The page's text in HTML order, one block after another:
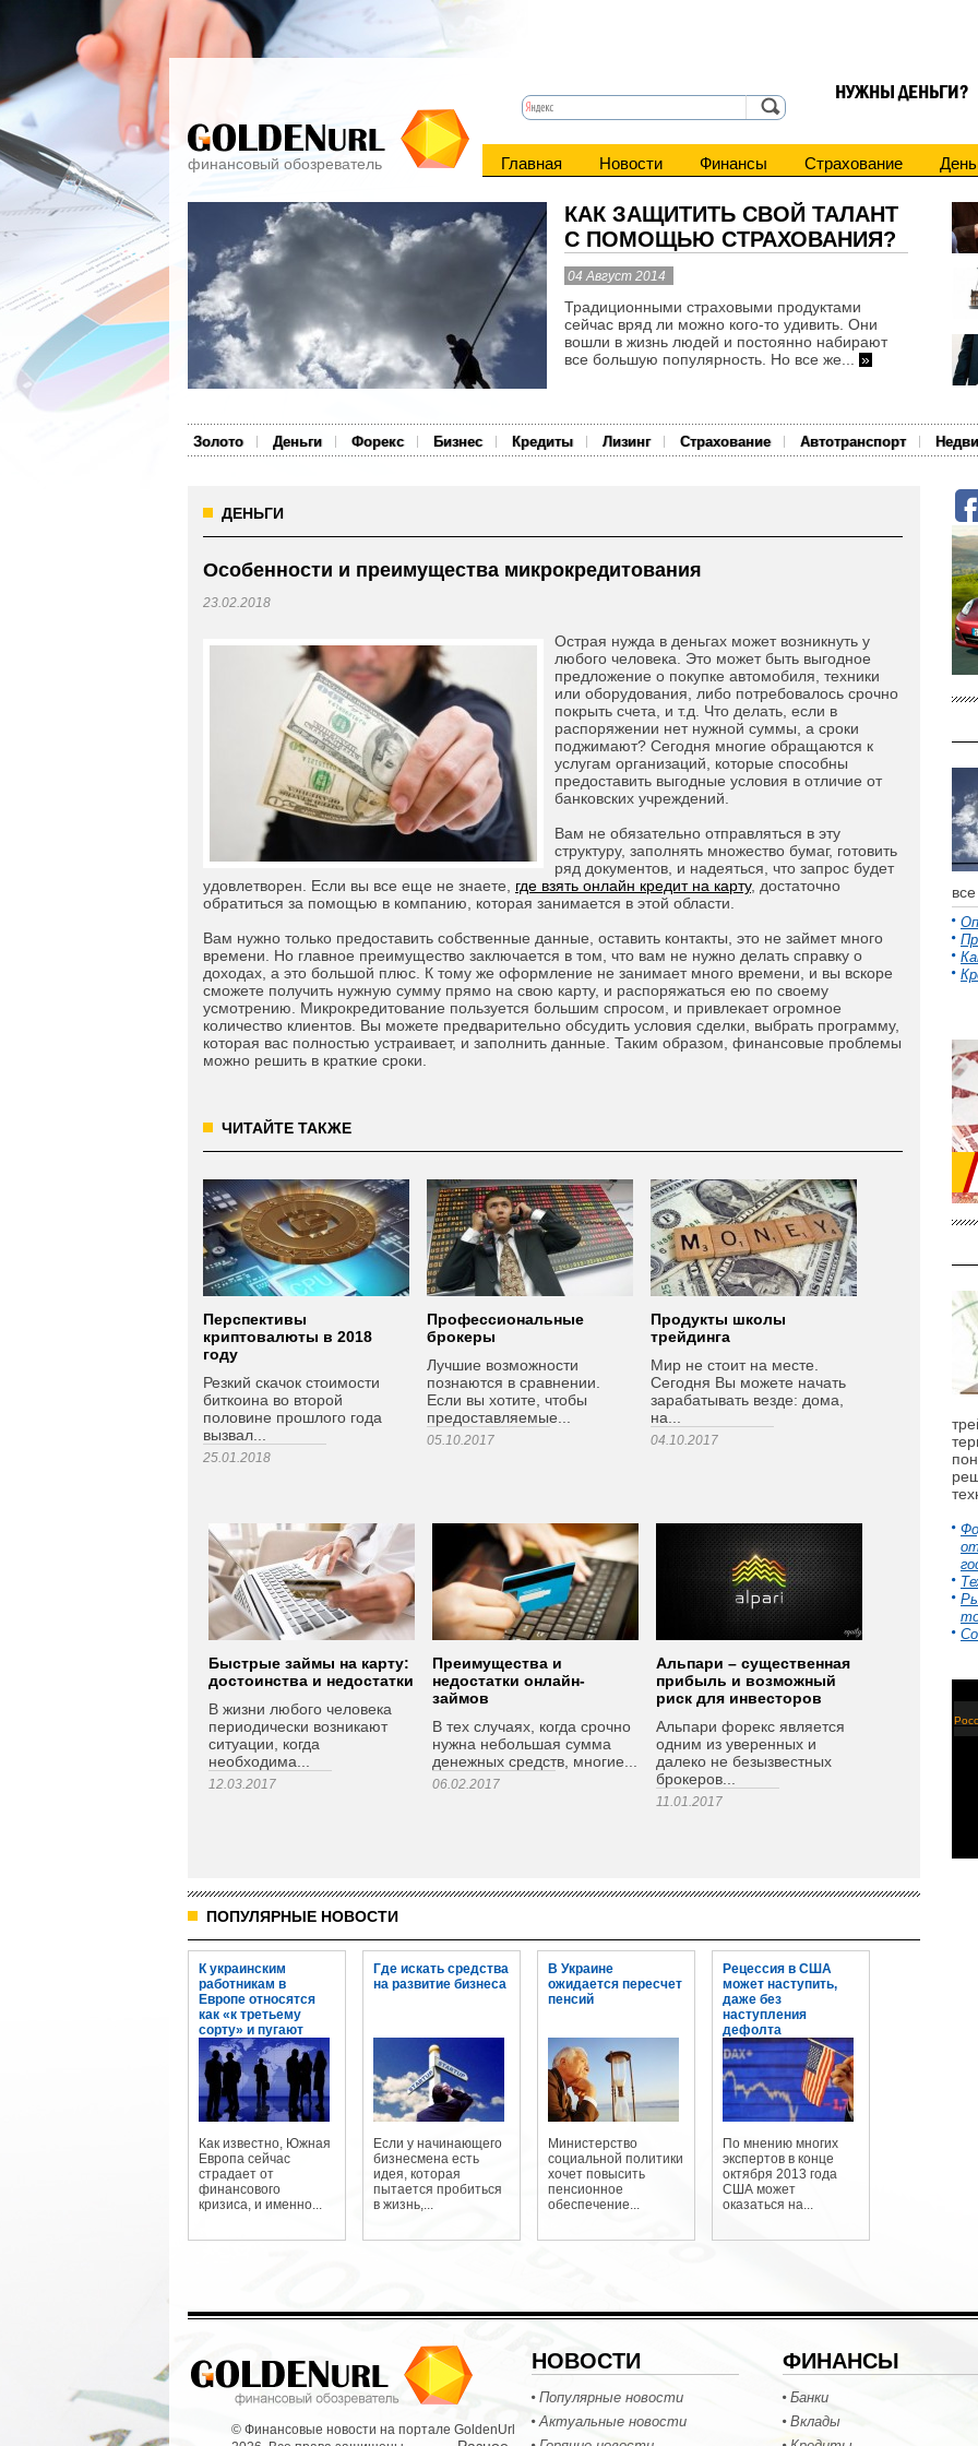
финансовый обозреватель
НУЖНЫ ДЕНЬГИ?
Главная Новости Финансы Страхование
КАК ЗАЩИТИТЬ СВОЙ ТАЛАНТ
С ПОМОЩЬЮ СТРАХОВАНИЯ?
04 Август 2014
Традиционными страховыми продуктами
сейчас вряд ли можно кого-то удивить. Они
вошли в жизнь людей и постоянно набирают
все большую популярность. Но все же...
»
Золото Деньги Форекс Бизнес Кредиты Лизинг Страхование Автотранспорт
ДЕНЬГИ
Особенности и преимущества микрокредитования
23.02.2018
Острая нужда в деньгах может возникнуть у
любого человека. Это может быть выгодное
предложение о покупке автомобиля, техники
или оборудования, либо потребовалось срочно
покрыть счета, и т.д. Что делать, если в
распоряжении нет нужной суммы, а сроки
поджимают? Сегодня многие обращаются к
услугам организаций, которые способны
предоставить выгодные условия в отличие от
банковских учреждений.
Вам не обязательно отправляться в эту
структуру, заполнять множество бумаг, готовить
ряд документов, и надеяться, что запрос будет
удовлетворен. Если вы все еще не знаете, где взять онлайн кредит на карту, достаточно
обратиться за помощью в компанию, которая занимается в этой области.
Вам нужно только предоставить собственные данные, оставить контакты, это не займет много
времени. Но главное преимущество заключается в том, что вам не нужно делать справку о
доходах, а это большой плюс. К тому же оформление не занимает много времени, и вы вскоре
сможете получить нужную сумму прямо на свою карту, и распоряжаться ею по своему
усмотрению. Микрокредитование пользуется большим спросом, и привлекает огромное
количество клиентов. Вы можете предварительно обсудить условия сделки, выбрать программу,
которая вас полностью устраивает, и заполнить данные. Таким образом, финансовые проблемы
можно решить в краткие сроки.
ЧИТАЙТЕ ТАКЖЕ
Перспективы
криптовалюты в 2018
году
Резкий скачок стоимости
биткоина во второй
половине прошлого года
вызвал...
25.01.2018
Профессиональные
брокеры
Лучшие возможности
познаются в сравнении.
Если вы хотите, чтобы
предоставляемые...
05.10.2017
Продукты школы
трейдинга
Мир не стоит на месте.
Сегодня Вы можете начать
зарабатывать везде: дома,
на...
04.10.2017
Быстрые займы на карту:
достоинства и недостатки
В жизни любого человека
периодически возникают
ситуации, когда
необходима...
12.03.2017
Преимущества и
недостатки онлайн-
займов
В тех случаях, когда срочно
нужна небольшая сумма
денежных средств, многие...
06.02.2017
Альпари – существенная
прибыль и возможный
риск для инвесторов
Альпари форекс является
одним из уверенных и
далеко не безызвестных
брокеров...
11.01.2017
ПОПУЛЯРНЫЕ НОВОСТИ
К украинским
работникам в
Европе относятся
как «к третьему
сорту» и пугают
огромными
штрафами
Как известно, Южная
Европа сейчас
страдает от
финансового
кризиса, и именно...
Где искать средства
на развитие бизнеса
Если у начинающего
бизнесмена есть
идея, которая
пытается пробиться
в жизнь,...
В Украине
ожидается пересчет
пенсий
Министерство
социальной политики
хочет повысить
пенсионное
обеспечение...
Рецессия в США
может наступить,
даже без
наступления
дефолта
По мнению многих
экспертов в конце
октября 2013 года
США может
оказаться на...
© Финансовые новости на портале GoldenUrl
НОВОСТИ
Популярные новости
Актуальные новости
ФИНАНСЫ
Банки
Вклады